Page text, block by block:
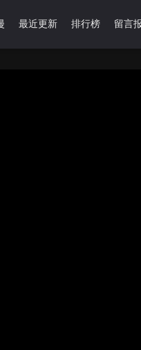
最近更新 排行榜 留言